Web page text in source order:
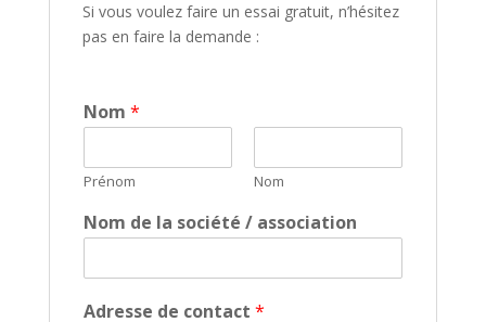
Si vous voulez faire un essai gratuit, n’hésitez
pas en faire la demande :
Nom *
Prénom Nom
Nom de la société / association
Adresse de contact *